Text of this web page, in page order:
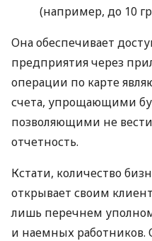
(например, до 10
Она обеспечивает
предприятия через
операции по карте
счета, упрощающими
позволяющими не
отчетность.
Кстати, количество
открывает своим
лишь перечнем
и наемных